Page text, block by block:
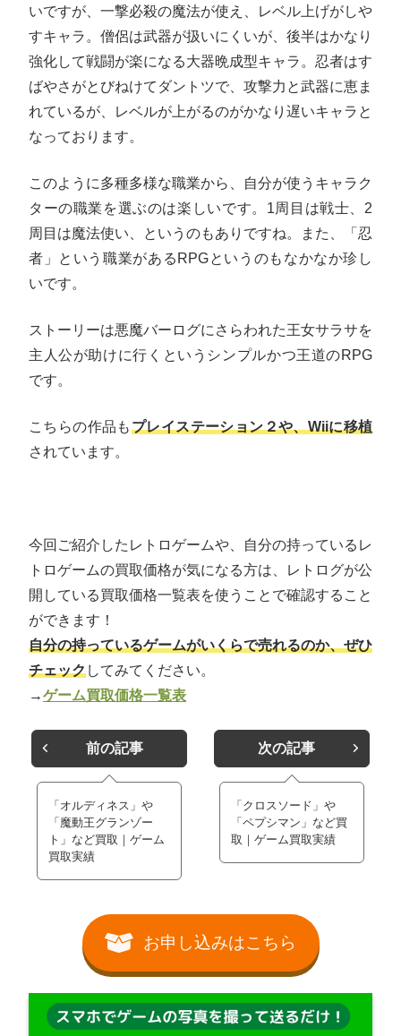
いですが、一撃必殺の魔法が使え、レベル上げがしや
すキャラ。僧侶は武器が扱いにくいが、後半はかなり
強化して戦闘が楽になる大器晩成型キャラ。忍者はす
ばやさがとびねけてダントツで、攻撃力と武器に恵ま
れているが、レベルが上がるのがかなり遅いキャラと
なっております。
このように多種多様な職業から、自分が使うキャラク
ターの職業を選ぶのは楽しいです。1周目は戦士、2
周目は魔法使い、というのもありですね。また、「忍
者」という職業があるRPGというのもなかなか珍し
いです。
ストーリーは悪魔バーログにさらわれた王女サラサを
主人公が助けに行くというシンプルかつ王道のRPG
です。
こちらの作品もプレイステーション２や、Wiiに移植
されています。
今回ご紹介したレトロゲームや、自分の持っているレ
トロゲームの買取価格が気になる方は、レトログが公
開している買取価格一覧表を使うことで確認すること
ができます！
自分の持っているゲームがいくらで売れるのか、ぜひ
チェックしてみてください。
→ゲーム買取価格一覧表
前の記事
「オルディネス」や
「魔動王グランゾー
ト」など買取｜ゲーム
買取実績
次の記事
「クロスソード」や
「ペプシマン」など買
取｜ゲーム買取実績
お申し込みはこちら